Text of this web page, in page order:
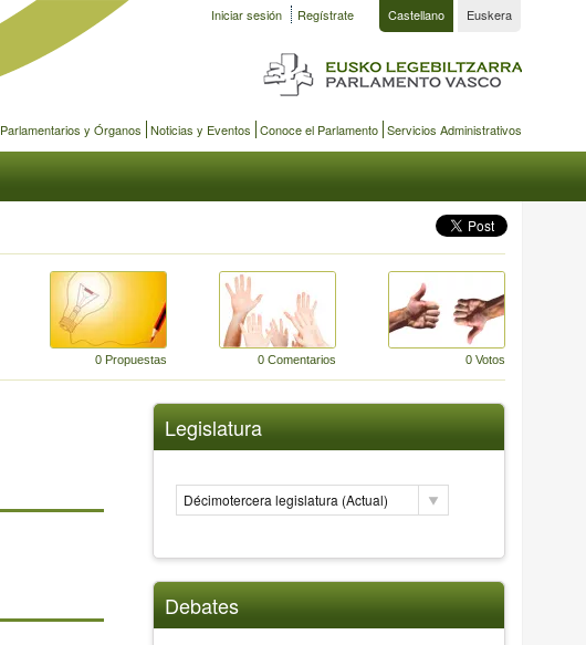
Iniciar sesión Regístrate Castellano Euskera
Parlamentarios y Órganos Noticias y Eventos Conoce el Parlamento Servicios Administrativos
0 Propuestas 0 Comentarios 0 Votos
Legislatura
Décimotercera legislatura (Actual)
Debates